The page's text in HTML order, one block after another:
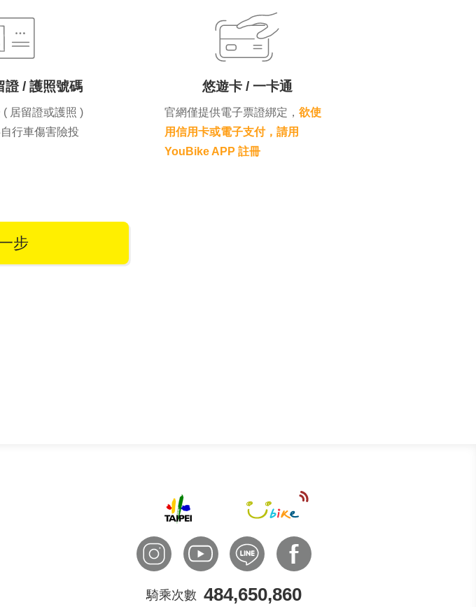
證 / 護照號碼
居留證或護照 )
行車傷害險投
悠遊卡 / 一卡通
官網僅提供電子票證綁定， 欲使
用信用卡或電子支付，請用
YouBike APP 註冊
步
騎乘次數 484,650,860